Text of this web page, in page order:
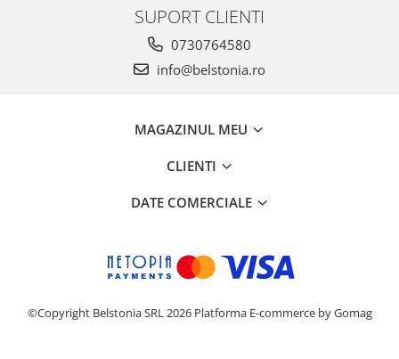
SUPORT CLIENTI
0730764580
info@belstonia.ro
MAGAZINUL MEU
CLIENTI
DATE COMERCIALE
©Copyright Belstonia SRL 2026 Platforma E-commerce by Gomag